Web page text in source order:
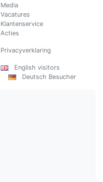
Media
Vacatures
Klantenservice
Acties
Privacyverklaring
English visitors
Deutsch Besucher